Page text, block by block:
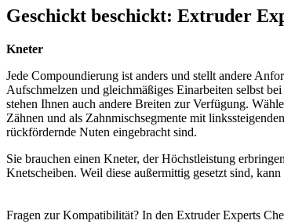
Geschickt beschickt: Extruder
Kneter
Jede Compoundierung ist anders und stellt andere
Aufschmelzen und gleichmäßiges Einarbeiten selbst
stehen Ihnen auch andere Breiten zur Verfügung.
Zähnen und als Zahnmischsegmente mit
rückfördernde Nuten eingebracht sind.
Sie brauchen einen Kneter, der Höchstleistung
Knetscheiben. Weil diese außermittig gesetzt sind,
Fragen zur Kompatibilität? In den Extruder Experts